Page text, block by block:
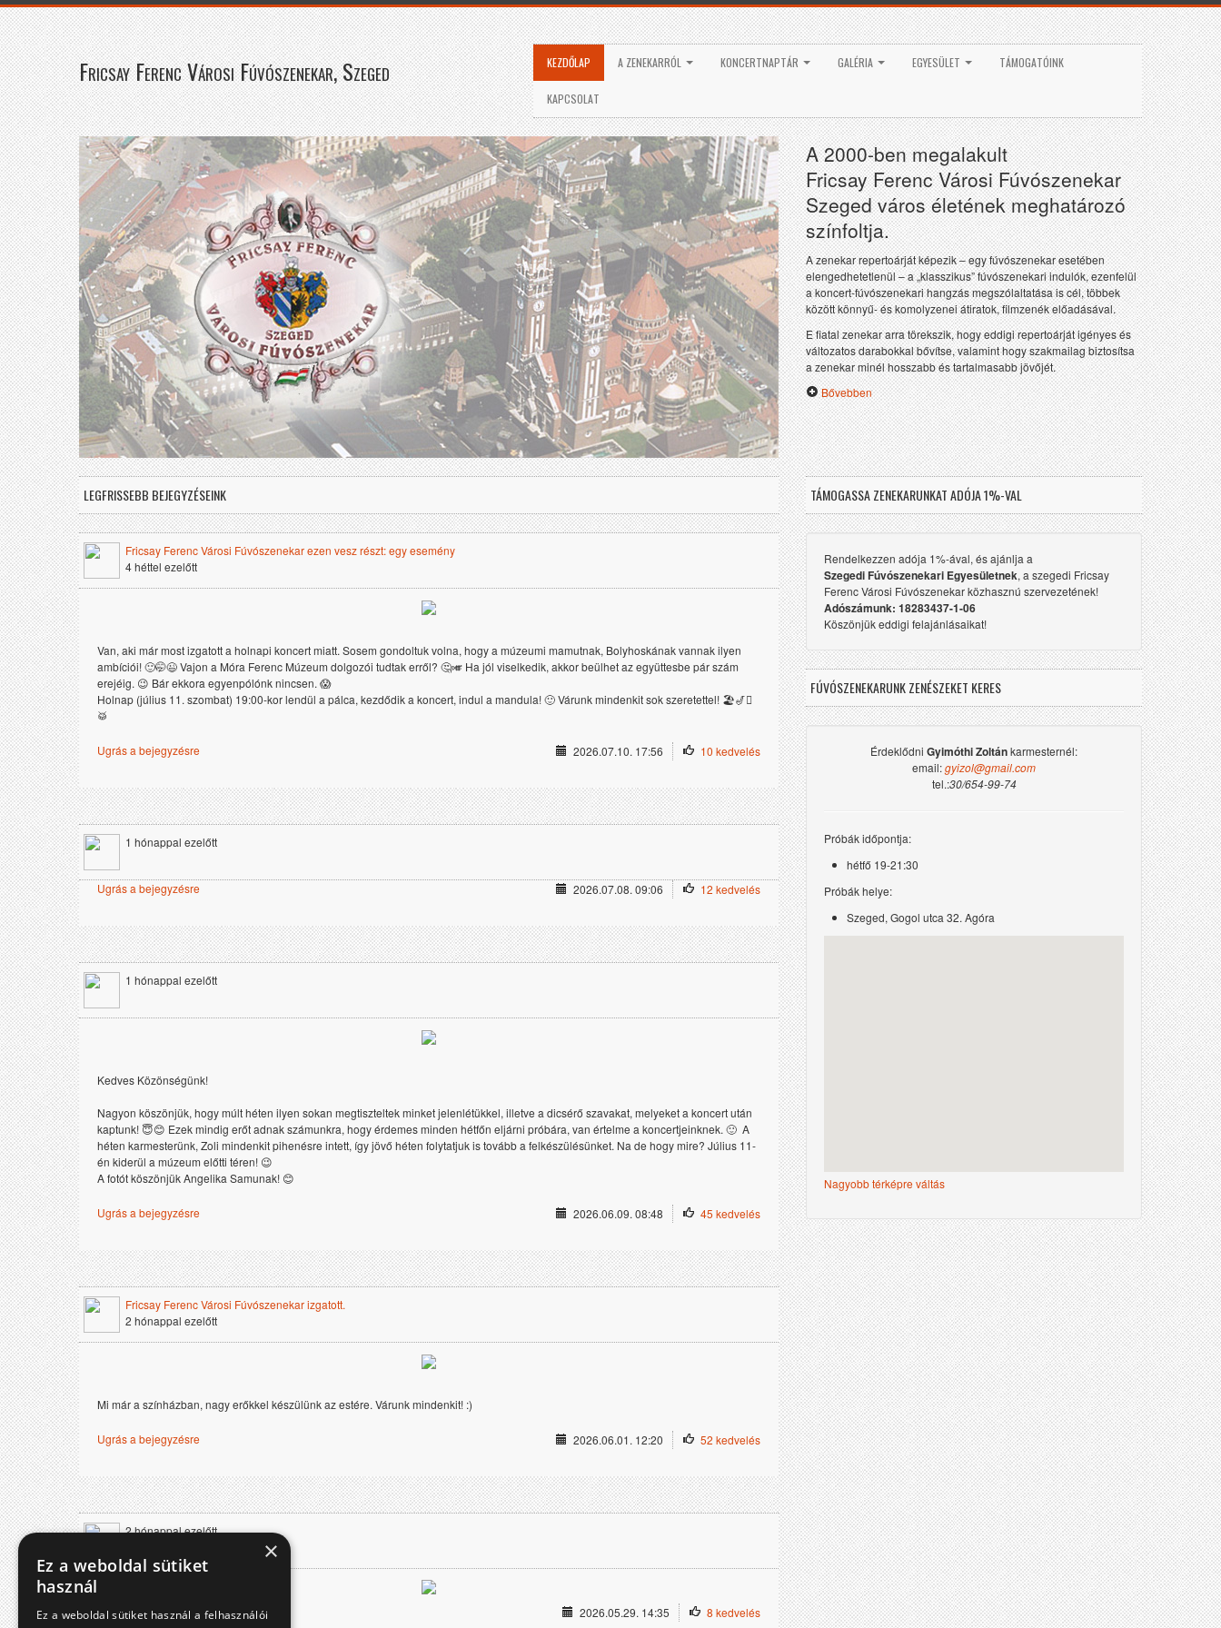
Fricsay Ferenc Városi Fúvószenekar, Szeged KEZDŐLAP A ZENEKARRÓL KONCERTNAPTÁR GALÉRIA EGYESÜLET TÁMOGATÓINK
KAPCSOLAT
A 2000-ben megalakult
Fricsay Ferenc Városi Fúvószenekar
Szeged város életének meghatározó
színfoltja.
A zenekar repertoárját képezik – egy fúvószenekar esetében
elengedhetetlenül – a „klasszikus” fúvószenekari indulók, ezenfelül
a koncert-fúvószenekari hangzás megszólaltatása is cél, többek
között könnyű- és komolyzenei átiratok, filmzenék előadásával.
E fiatal zenekar arra törekszik, hogy eddigi repertoárját igényes és
változatos darabokkal bővítse, valamint hogy szakmailag biztosítsa
a zenekar minél hosszabb és tartalmasabb jövőjét.
Bővebben
LEGFRISSEBB BEJEGYZÉSEINK
Fricsay Ferenc Városi Fúvószenekar ezen vesz részt: egy esemény
4 héttel ezelőtt
Van, aki már most izgatott a holnapi koncert miatt. Sosem gondoltuk volna, hogy a múzeumi mamutnak, Bolyhoskának vannak ilyen
ambíciói! 🙂🤭😉 Vajon a Móra Ferenc Múzeum dolgozói tudtak erről? 🤔🎺 Ha jól viselkedik, akkor beülhet az együttesbe pár szám
erejéig. 😉 Bár ekkora egyenpólónk nincsen. 😱
Holnap (július 11. szombat) 19:00-kor lendül a pálca, kezdődik a koncert, indul a mandula! 🙂 Várunk mindenkit sok szeretettel! 🏖️🎷🪊
🥁
Ugrás a bejegyzésre 2026.07.10. 17:56 10 kedvelés
1 hónappal ezelőtt
Ugrás a bejegyzésre 2026.07.08. 09:06 12 kedvelés
1 hónappal ezelőtt
Kedves Közönségünk!
Nagyon köszönjük, hogy múlt héten ilyen sokan megtiszteltek minket jelenlétükkel, illetve a dicsérő szavakat, melyeket a koncert után
kaptunk! 😇😊 Ezek mindig erőt adnak számunkra, hogy érdemes minden hétfőn eljárni próbára, van értelme a koncertjeinknek. 🙂  A
héten karmesterünk, Zoli mindenkit pihenésre intett, így jövő héten folytatjuk is tovább a felkészülésünket. Na de hogy mire? Július 11-
én kiderül a múzeum előtti téren! 😉
A fotót köszönjük Angelika Samunak! 😊
Ugrás a bejegyzésre 2026.06.09. 08:48 45 kedvelés
Fricsay Ferenc Városi Fúvószenekar izgatott.
2 hónappal ezelőtt
Mi már a színházban, nagy erőkkel készülünk az estére. Várunk mindenkit! :)
Ugrás a bejegyzésre 2026.06.01. 12:20 52 kedvelés
2 hónappal ezelőtt
Ugrás a bejegyzésre 2026.05.29. 14:35 8 kedvelés
TÁMOGASSA ZENEKARUNKAT ADÓJA 1%-VAL
Rendelkezzen adója 1%-ával, és ajánlja a
Szegedi Fúvószenekari Egyesületnek, a szegedi Fricsay
Ferenc Városi Fúvószenekar közhasznú szervezetének!
Adószámunk: 18283437-1-06
Köszönjük eddigi felajánlásaikat!
FÚVÓSZENEKARUNK ZENÉSZEKET KERES
Érdeklődni Gyimóthi Zoltánkarmesternél:
email:gyizol@gmail.com
tel.:30/654-99-74
Próbák időpontja:
hétfő 19-21:30
Próbák helye:
Szeged, Gogol utca 32. Agóra
Nagyobb térképre váltás
×
Ez a weboldal sütiket
használ
Ez a weboldal sütiket használ a felhasználói